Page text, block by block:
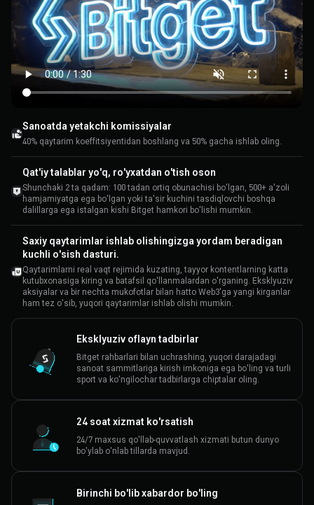
Sanoatda yetakchi komissiyalar
40% qaytarim koeffitsiyentidan boshlang va 50% gacha ishlab oling.
Qat'iy talablar yo'q, ro'yxatdan o'tish oson
Shunchaki 2 ta qadam: 100 tadan ortiq obunachisi bo'lgan, 500+ a'zoli
hamjamiyatga ega bo'lgan yoki ta'sir kuchini tasdiqlovchi boshqa
dalillarga ega istalgan kishi Bitget hamkori bo'lishi mumkin.
Saxiy qaytarimlar ishlab olishingizga yordam beradigan
kuchli o'sish dasturi.
Qaytarimlarni real vaqt rejimida kuzating, tayyor kontentlarning katta
kutubxonasiga kiring va batafsil qo'llanmalardan o'rganing. Eksklyuziv
aksiyalar va bir nechta mukofotlar bilan hatto Web3'ga yangi kirganlar
ham tez o'sib, yuqori qaytarimlar ishlab olishi mumkin.
Eksklyuziv oflayn tadbirlar
Bitget rahbarlari bilan uchrashing, yuqori darajadagi
sanoat sammitlariga kirish imkoniga ega bo'ling va turli
sport va ko'ngilochar tadbirlarga chiptalar oling.
24 soat xizmat ko'rsatish
24/7 maxsus qo'llab-quvvatlash xizmati butun dunyo
bo'ylab o'nlab tillarda mavjud.
Birinchi bo'lib xabardor bo'ling